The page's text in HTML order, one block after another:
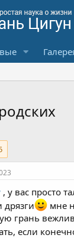
, у вас просто
дрязги
мне
грань
если